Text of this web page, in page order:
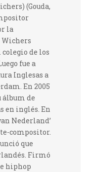
(Gouda,
la
Wichers
de los
fue a
Inglesas a
En 2005
álbum de
en inglés. En
Nederland’
compositor.
que
Firmó
hiphop